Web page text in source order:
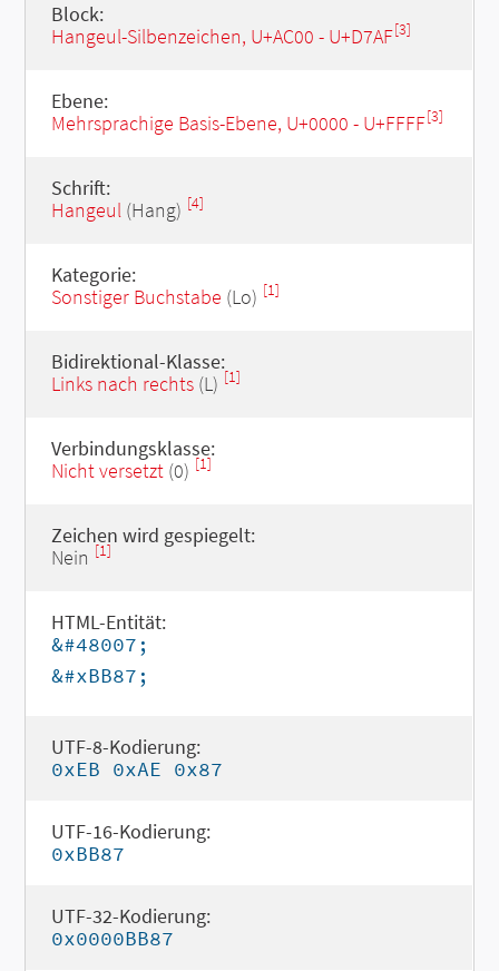
Block:
Hangeul-Silbenzeichen, U+AC00 - U+D7AF[3]
Ebene:
Mehrsprachige Basis-Ebene, U+0000 - U+FFFF[3]
Schrift:
Hangeul(Hang) [4]
Kategorie:
Sonstiger Buchstabe (Lo) [1]
Bidirektional-Klasse:
Links nach rechts(L) [1]
Verbindungsklasse:
Nicht versetzt(0) [1]
Zeichen wird gespiegelt:
Nein [1]
HTML-Entität:
&#48007;
&#xBB87;
UTF-8-Kodierung:
0xEB 0xAE 0x87
UTF-16-Kodierung:
0xBB87
UTF-32-Kodierung:
0x0000BB87